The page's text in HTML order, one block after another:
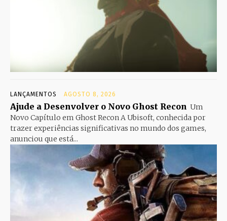
LANÇAMENTOS AGOSTO 8, 2026
Ajude a Desenvolver o Novo Ghost Recon Um
Novo Capítulo em Ghost Recon A Ubisoft, conhecida por
trazer experiências significativas no mundo dos games,
anunciou que está...